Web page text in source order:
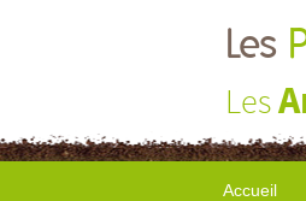
Les
Les
Accueil